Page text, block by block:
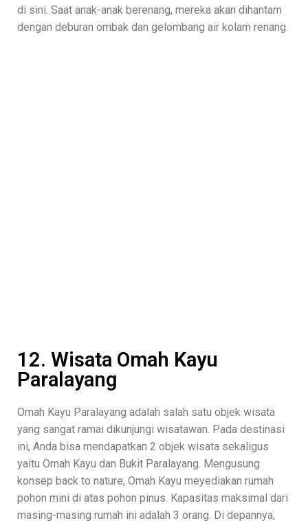
di sini. Saat anak-anak berenang, mereka akan dihantam
dengan deburan ombak dan gelombang air kolam renang.
12. Wisata Omah Kayu
Paralayang
Omah Kayu Paralayang adalah salah satu objek wisata
yang sangat ramai dikunjungi wisatawan. Pada destinasi
ini, Anda bisa mendapatkan 2 objek wisata sekaligus
yaitu Omah Kayu dan Bukit Paralayang. Mengusung
konsep back to nature, Omah Kayu meyediakan rumah
pohon mini di atas pohon pinus. Kapasitas maksimal dari
masing-masing rumah ini adalah 3 orang. Di depannya,